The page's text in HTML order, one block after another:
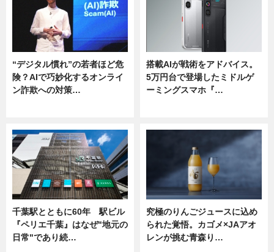
“デジタル慣れ”の若者ほど危
険？AIで巧妙化するオンライ
ン詐欺への対策…
搭載AIが戦術をアドバイス。
5万円台で登場したミドルゲ
ーミングスマホ『…
千葉駅とともに60年 駅ビル
『ペリエ千葉』はなぜ"地元の
日常"であり続…
究極のりんごジュースに込め
られた覚悟。カゴメ×JAアオ
レンが挑む青森り…